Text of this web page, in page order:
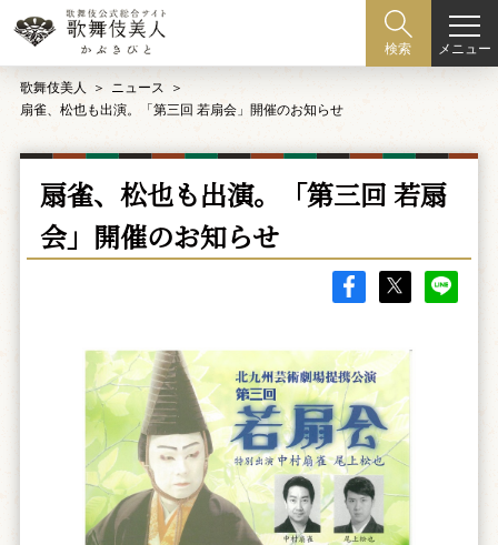
検索 メニュー
歌舞伎美人
ニュース
扇雀、松也も出演。「第三回 若扇会」開催のお知らせ
扇雀、松也も出演。「第三回 若扇
会」開催のお知らせ